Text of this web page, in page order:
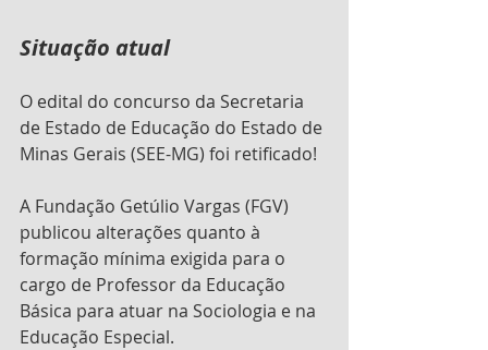
Situação atual
O edital do concurso da Secretaria
de Estado de Educação do Estado de
Minas Gerais (SEE-MG) foi retificado!
A Fundação Getúlio Vargas (FGV)
publicou alterações quanto à
formação mínima exigida para o
cargo de Professor da Educação
Básica para atuar na Sociologia e na
Educação Especial.